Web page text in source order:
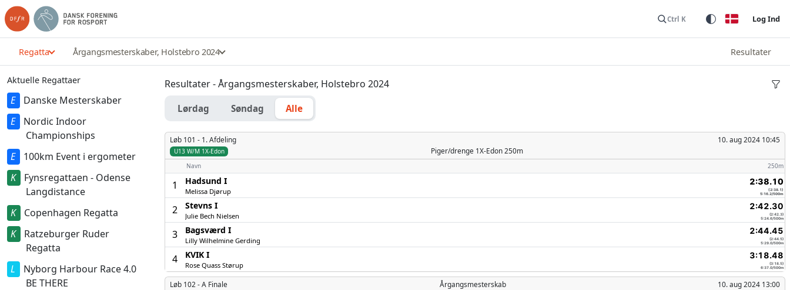
Ctrl K Log Ind
Regatta Årgangsmesterskaber, Holstebro 2024 Resultater
Aktuelle Regattaer
Danske Mesterskaber
Nordic Indoor
Championships
100km Event i ergometer
Fynsregattaen - Odense
Langdistance
Copenhagen Regatta
Ratzeburger Ruder
Regatta
Nyborg Harbour Race 4.0
BE THERE
Resultater - Årgangsmesterskaber, Holstebro 2024
Lørdag Søndag Alle
Løb 101 - 1. Afdeling 10. aug 2024 10:45
U13 W/M 1X-Edon Piger/drenge 1X-Edon 250m
Navn 250m
1 Hadsund I
Melissa Djørup
2:38.10
(2:38.1)
5:16.2/500m
2 Stevns I
Julie Bech Nielsen
2:42.30
(2:42.3)
5:24.6/500m
3 Bagsværd I
Lilly Wilhelmine Gerding
2:44.45
(2:44.5)
5:29.0/500m
4 KVIK I
Rose Quass Størup
3:18.48
(3:18.5)
6:37.0/500m
Løb 102 -A Finale Årgangsmesterskab 10. aug 2024 13:00